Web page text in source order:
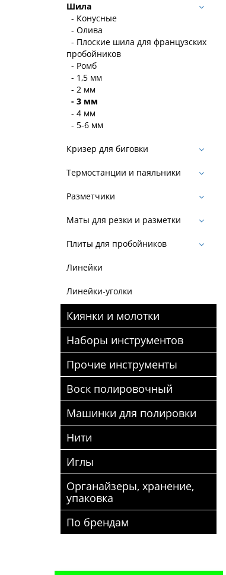
Шила
- Конусные
- Олива
- Плоские шила для французских
пробойников
- Ромб
- 1,5 мм
- 2 мм
- 3 мм
- 4 мм
- 5-6 мм
Кризер для биговки
Термостанции и паяльники
Разметчики
Маты для резки и разметки
Плиты для пробойников
Линейки
Линейки-уголки
Киянки и молотки
Наборы инструментов
Прочие инструменты
Воск полировочный
Машинки для полировки
Нити
Иглы
Органайзеры, хранение,
упаковка
По брендам